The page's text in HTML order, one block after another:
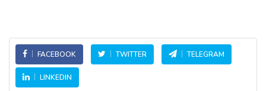
FACEBOOK TWITTER TELEGRAM
LINKEDIN